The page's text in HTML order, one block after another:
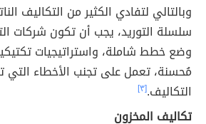
وبالتالي لتفادي الكثير من التكاليف
سلسلة التوريد، يجب أن تكون شركات
وضع خطط شاملة، واستراتيجيات
مُحسنة، تعمل على تجنب الأخطاء التي
التكاليف.[٣]
تكاليف المخزون